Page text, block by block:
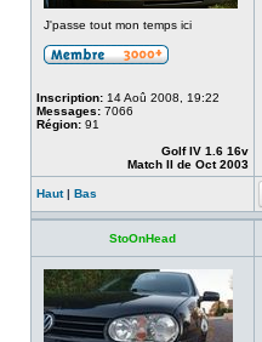
J'passe tout mon temps ici
Inscription: 14 Aoû 2008, 19:22
Messages: 7066
Région: 91
Golf IV 1.6 16v
Match II de Oct 2003
Haut| Bas
StoOnHead